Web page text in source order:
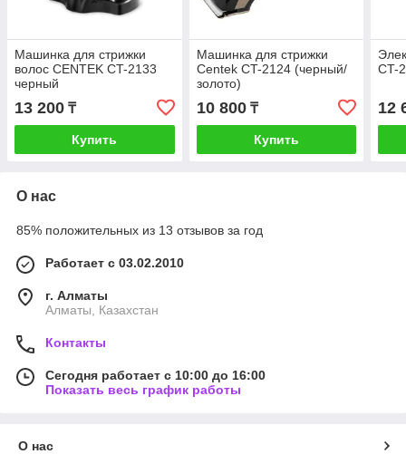
Машинка для стрижки
волос CENTEK CT-2133
черный
13 200 ₸
Купить
Машинка для стрижки
Centek CT-2124 (черный/
золото)
10 800₸
Купить
CT-
12
О нас
85% положительных из 13 отзывов за год
Работает с 03.02.2010
г. Алматы
Алматы, Казахстан
Контакты
Сегодня работает с 10:00 до 16:00
Показать весь график работы
О нас